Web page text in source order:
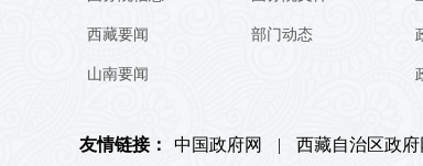
西藏要闻
山南要闻
部门动态
友情链接： 中国政府网 | 西藏自治区政府